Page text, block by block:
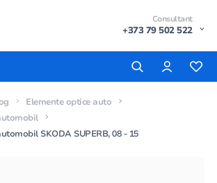
Consultant
+373 79 502 522
Elemente optice auto
SKODA SUPERB, 08 - 15